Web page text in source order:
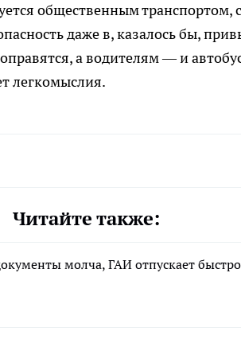
общественным транспортом,
даже в, казалось бы,
а водителям — и
легкомыслия.
Читайте также:
молча, ГАИ отпускает